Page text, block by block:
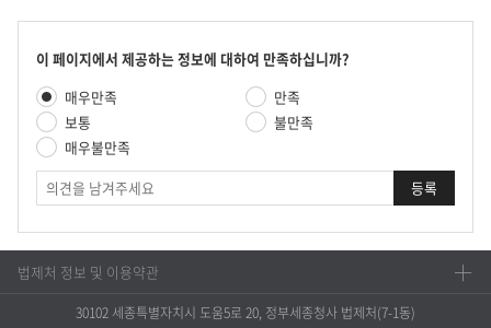
콘
츠
만
족
도
조
사
이 페이지에서 제공하는 정보에 대하여 만족하십니까?
만
족
도
평
가
매우만족
만족
보통
불만족
매우불만족
견
법제처 정보 및 이용약관
30102 세종특별자치시 도움5로 20, 정부세종청사 법제처(7-1동)